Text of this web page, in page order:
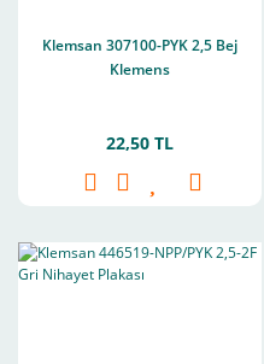
Klemsan 307100-PYK 2,5 Bej
Klemens
22,50 TL